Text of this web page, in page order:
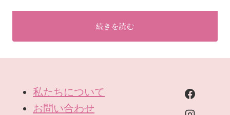
続きを読む
私たちについて
お問い合わせ